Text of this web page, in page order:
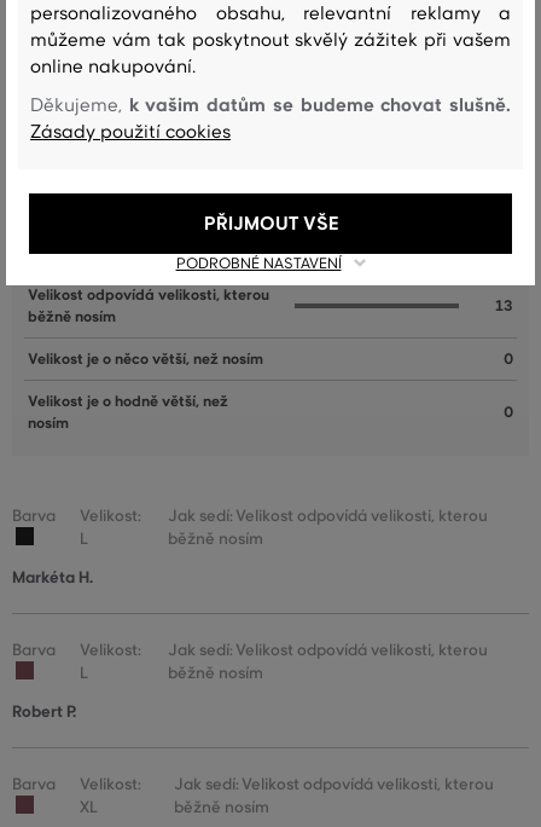
JAK SEDĚLA VYBRANÁ VELIKOST NAŠIM ZÁKAZNÍKŮM
Velikost je o hodně menší, než
0
Velikost je o něco menší, než nosím 1
Velikost odpovídá velikosti, kterou
běžně nosím
13
Velikost je o něco větší, než nosím 0
Velikost je o hodně větší, než
nosím
0
Barva
Velikost:
L
Jak sedí: Velikost odpovídá velikosti, kterou
běžně nosím
Markéta H.
Barva
Velikost:
L
Jak sedí: Velikost odpovídá velikosti, kterou
běžně nosím
Robert P.
Barva
Velikost:
XL
Jak sedí: Velikost odpovídá velikosti, kterou
běžně nosím
personalizovaného obsahu, relevantní reklamy a
můžeme vám tak poskytnout skvělý zážitek při vašem
online nakupování.
Děkujeme, k vašim datům se budeme chovat slušně.
Zásady použití cookies
PODROBNÉ NASTAVENÍ
PŘIJMOUT VŠE